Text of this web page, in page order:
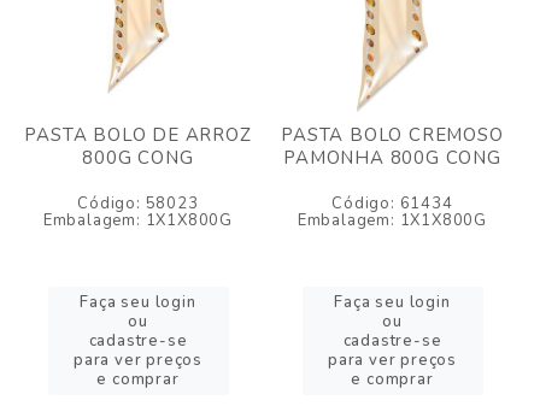
PASTA BOLO DE ARROZ
800G CONG
Código: 58023
Embalagem: 1X1X800G
Faça seu login
ou
cadastre-se
para ver preços
e comprar
PASTA BOLO CREMOSO
PAMONHA 800G CONG
Código: 61434
Embalagem: 1X1X800G
Faça seu login
ou
cadastre-se
para ver preços
e comprar